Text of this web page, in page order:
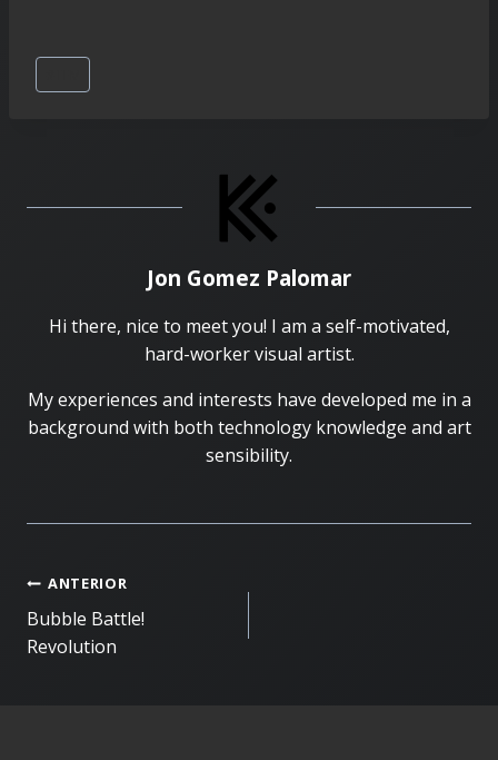
Etiquetes
d'entrada
Jon Gomez Palomar
Hi there, nice to meet you! I am a self-motivated,
hard-worker visual artist.
My experiences and interests have developed me in a
background with both technology knowledge and art
sensibility.
Navegació
d'entrades
ANTERIOR
Bubble Battle!
Revolution